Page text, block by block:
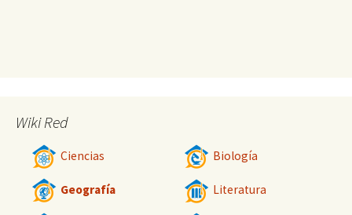
Wiki Red
Ciencias Biología
Geografía Literatura